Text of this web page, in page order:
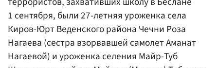
1 сентября, были 27-летняя уроженка села
Киров-Юрт Веденского района Чечни Роза
Нагаева (сестра взорвавшей самолет Аманат
Нагаевой) и уроженка селения Майр-Туб